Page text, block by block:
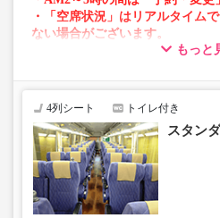
・「空席状況」はリアルタイム
ない場合がございます。
・車両は予告なく変更となる場
で、あらかじめご了承ください。
もっと
4列シート トイレ付き
スタン